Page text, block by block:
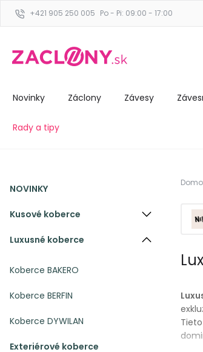
+421 905 250 005 Po - Pi: 09:00 - 17:00
Novinky Záclony Závesy
Rady a tipy
NOVINKY
Kusové koberce
Luxusné koberce
Koberce BAKERO
Koberce BERFIN
Koberce DYWILAN
Exteriérové koberce